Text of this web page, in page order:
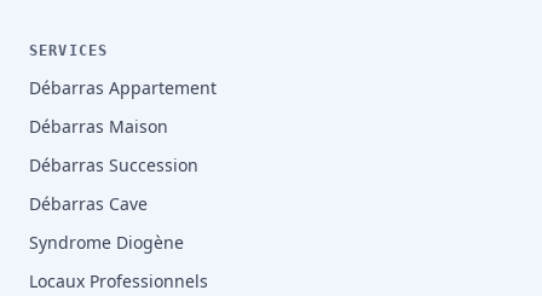
SERVICES
Débarras Appartement
Débarras Maison
Débarras Succession
Débarras Cave
Syndrome Diogène
Locaux Professionnels